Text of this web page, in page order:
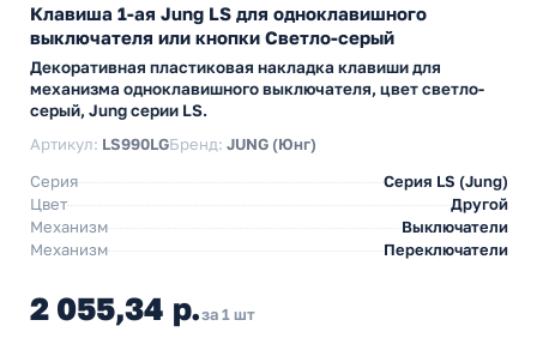
Клавиша 1-ая Jung LS для одноклавишного
выключателя или кнопки Светло-серый
Декоративная пластиковая накладка клавиши для
механизма одноклавишного выключателя, цвет светло-
серый, Jung серии LS.
Артикул: LS990LGБренд: JUNG (Юнг)
Серия
Серия LS (Jung)
Цвет
Другой
Механизм
Выключатели
Механизм
Переключатели
2 055,34 р.за 1 шт